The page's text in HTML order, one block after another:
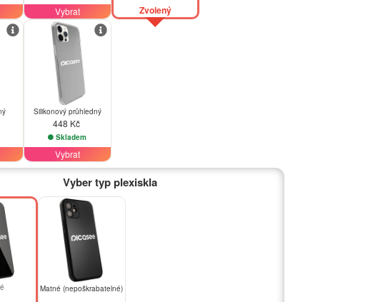
Vybrat Zvolený
Silikonový průhledný
448 Kč
Skladem
Vybrat
Vyber typ plexiskla
Matné (nepoškrabatelné)